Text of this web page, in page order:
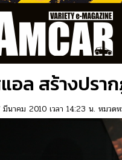
อล สร้างปรา
มีนาคม 2010 เวลา 14:23 น. หมวด